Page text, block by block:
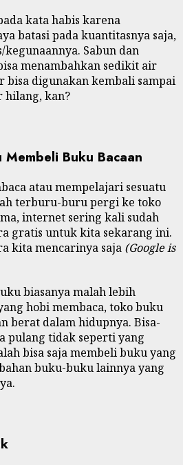
kata habis karena
batasi pada kuantitasnya saja,
Sabun dan
menambahkan sedikit air
bisa digunakan kembali sampai
hilang, kan?
Membeli Buku Bacaan
atau mempelajari sesuatu
terburu-buru pergi ke toko
internet sering kali sudah
gratis untuk kita sekarang ini.
kita mencarinya saja (Google is
biasanya malah lebih
hobi membaca, toko buku
berat dalam hidupnya. Bisa-
pulang tidak seperti yang
bisa saja membeli buku yang
buku-buku lainnya yang